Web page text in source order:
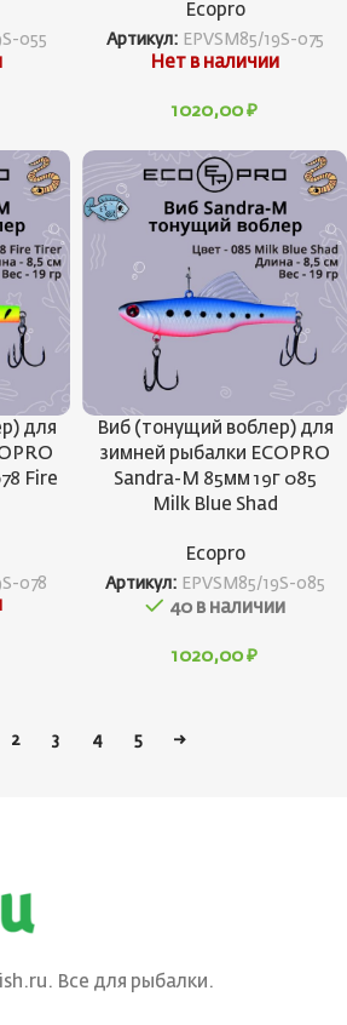
055
Ecopro
Артикул: EPVSM85/19S-075
Нет в наличии
1020,00 ₽
для
Fire
078
Виб (тонущий воблер) для
зимней рыбалки ECOPRO
Sandra-M 85мм 19г 085
Milk Blue Shad
Ecopro
Артикул: EPVSM85/19S-085
40 в наличии
1020,00 ₽
2 3 4 5 →
Все для рыбалки.